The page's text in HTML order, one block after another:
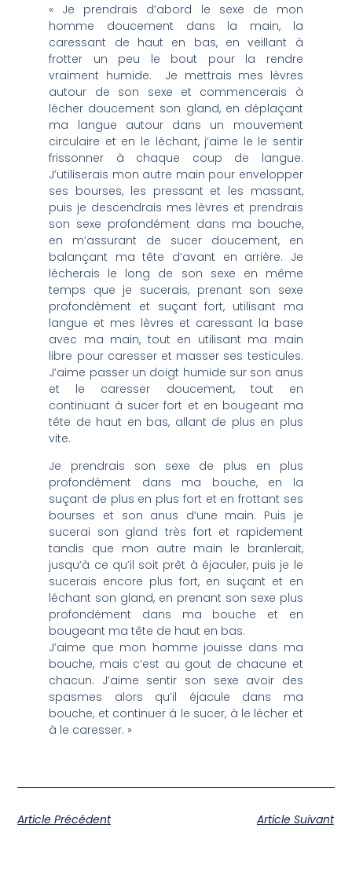
« Je prendrais d’abord le sexe de mon
homme doucement dans la main, la
caressant de haut en bas, en veillant à
frotter un peu le bout pour la rendre
vraiment humide. Je mettrais mes lèvres
autour de son sexe et commencerais à
lécher doucement son gland, en déplaçant
ma langue autour dans un mouvement
circulaire et en le léchant, j’aime le le sentir
frissonner à chaque coup de langue.
J’utiliserais mon autre main pour envelopper
ses bourses, les pressant et les massant,
puis je descendrais mes lèvres et prendrais
son sexe profondément dans ma bouche,
en m’assurant de sucer doucement, en
balançant ma tête d’avant en arrière. Je
lécherais le long de son sexe en même
temps que je sucerais, prenant son sexe
profondément et suçant fort, utilisant ma
langue et mes lèvres et caressant la base
avec ma main, tout en utilisant ma main
libre pour caresser et masser ses testicules.
J’aime passer un doigt humide sur son anus
et le caresser doucement, tout en
continuant à sucer fort et en bougeant ma
tête de haut en bas, allant de plus en plus
vite.
Je prendrais son sexe de plus en plus
profondément dans ma bouche, en la
suçant de plus en plus fort et en frottant ses
bourses et son anus d’une main. Puis je
sucerai son gland très fort et rapidement
tandis que mon autre main le branlerait,
jusqu’à ce qu’il soit prêt à éjaculer, puis je le
sucerais encore plus fort, en suçant et en
léchant son gland, en prenant son sexe plus
profondément dans ma bouche et en
bougeant ma tête de haut en bas.
J’aime que mon homme jouisse dans ma
bouche, mais c’est au gout de chacune et
chacun. J’aime sentir son sexe avoir des
spasmes alors qu’il éjacule dans ma
bouche, et continuer à le sucer, à le lécher et
à le caresser. »
Article Précédent Article Suivant